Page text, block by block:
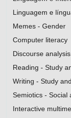
Linguagem e
Memes - Gender
Computer literacy
Discourse analysis
Reading - Study
Writing - Study
Semiotics - Social
Interactive